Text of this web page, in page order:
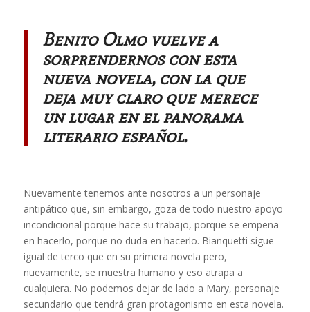
Benito Olmo vuelve a
sorprendernos con esta
nueva novela, con la que
deja muy claro que merece
un lugar en el panorama
literario español.
Nuevamente tenemos ante nosotros a un personaje
antipático que, sin embargo, goza de todo nuestro apoyo
incondicional porque hace su trabajo, porque se empeña
en hacerlo, porque no duda en hacerlo. Bianquetti sigue
igual de terco que en su primera novela pero,
nuevamente, se muestra humano y eso atrapa a
cualquiera. No podemos dejar de lado a Mary, personaje
secundario que tendrá gran protagonismo en esta novela.